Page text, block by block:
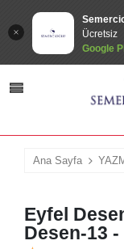
Ücretsiz
Google
Ana Sayfa
Eyfel
Desen-13